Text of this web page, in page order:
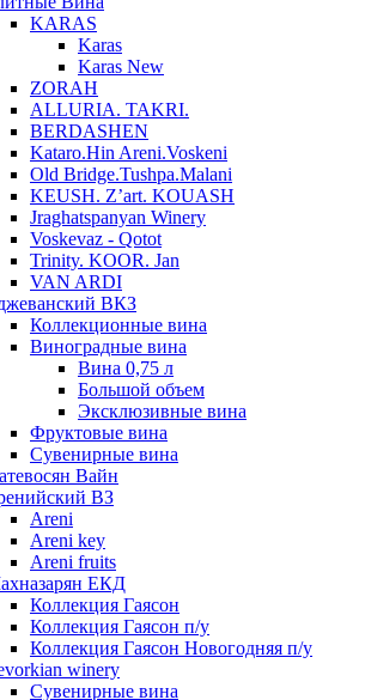
KARAS
Karas
Karas New
ZORAH
ALLURIA. TAKRI.
BERDASHEN
Kataro.Hin Areni.Voskeni
Old Bridge.Tushpa.Malani
KEUSH. Z’art. KOUASH
Jraghatspanyan Winery
Voskevaz - Qotot
Trinity. KOOR. Jan
VAN ARDI
ВКЗ
Коллекционные вина
Виноградные вина
Вина 0,75 л
Большой объем
Эксклюзивные вина
Фруктовые вина
Cувенирные вина
Вайн
ВЗ
Areni
Areni key
Areni fruits
ЕКД
Коллекция Гаясон
Коллекция Гаясон п/у
Коллекция Гаясон Новогодняя п/у
winery
Сувенирные вина